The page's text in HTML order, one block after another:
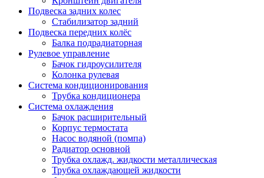
Подвеска задних колес
Стабилизатор задний
Подвеска передних колёс
Балка подрадиаторная
Рулевое управление
Бачок гидроусилителя
Колонка рулевая
Система кондиционирования
Трубка кондиционера
Система охлаждения
Бачок расширительный
Корпус термостата
Насос водяной (помпа)
Радиатор основной
Трубка охлажд. жидкости металлическая
Трубка охлаждающей жидкости